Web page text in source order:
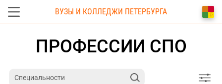
ВУЗЫ И КОЛЛЕДЖИ ПЕТЕРБУРГА
ПРОФЕССИИ СПО